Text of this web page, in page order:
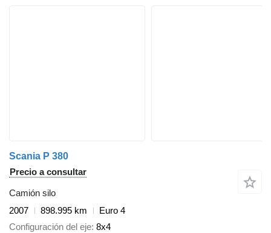
Scania P 380
Precio a consultar
Camión silo
2007
898.995 km
Euro 4
Configuración del eje 8x4